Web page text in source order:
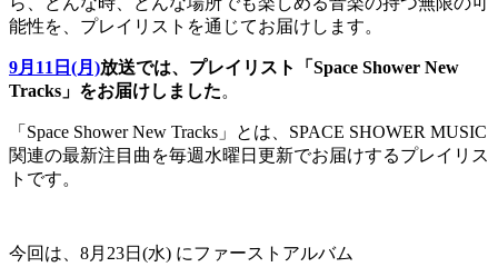
能性を、プレイリストを通じてお届けします。
9月11日(月)放送では、プレイリスト「Space Shower New
Tracks」をお届けしました。
「Space Shower New Tracks」とは、SPACE SHOWER MUSIC
関連の最新注目曲を毎週水曜日更新でお届けするプレイリス
トです。
今回は、8月23日(水) にファーストアルバム